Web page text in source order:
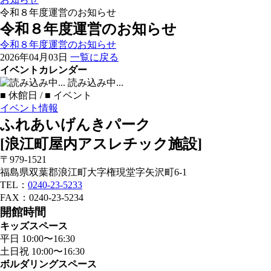
令和８年度運営のお知らせ
令和８年度運営のお知らせ
令和８年度運営のお知らせ
2026年04月03日 一覧に戻る
イベントカレンダー
読み込み中...
■ 休館日 / ■ イベント
イベント情報
ふれあいげんきパーク
[浪江町屋内アスレチック施設]
〒979-1521
福島県双葉郡浪江町大字権現堂字矢沢町6-1
TEL： 0240-23-5233
FAX：0240-23-5234
開館時間
キッズスペース
平日 10:00〜16:30
土日祝 10:00〜16:30
ボルダリングスペース